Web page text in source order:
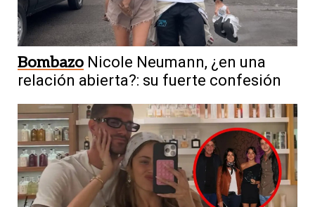
Bombazo Nicole Neumann, ¿en una
relación abierta?: su fuerte confesión